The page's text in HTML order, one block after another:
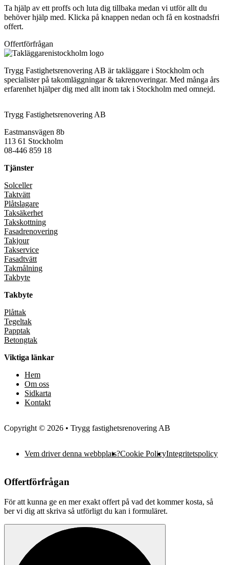
Ta hjälp av ett proffs och luta dig tillbaka medan vi utför allt du
behöver hjälp med. Klicka på knappen nedan och få en kostnadsfri
offert.
Offertförfrågan
Trygg Fastighetsrenovering AB är takläggare i Stockholm och
specialister på takomläggningar & takrenoveringar. Med många års
erfarenhet hjälper dig med allt inom tak i Stockholm med omnejd.
Trygg Fastighetsrenovering AB
Eastmansvägen 8b
113 61 Stockholm
08-446 859 18
Tjänster
Solceller
Taktvätt
Plåtslagare
Taksäkerhet
Takskottning
Fasadrenovering
Takjour
Takservice
Fasadtvätt
Takmålning
Takbyte
Takbyte
Plåttak
Tegeltak
Papptak
Betongtak
Viktiga länkar
Hem
Om oss
Sidkarta
Kontakt
Copyright © 2026 • Trygg fastighetsrenovering AB
Vem driver denna webbplats?Cookie PolicyIntegritetspolicy
Offertförfrågan
För att kunna ge en mer exakt offert på vad det kommer kosta, så
ber vi dig att skriva så utförligt du kan i formuläret.